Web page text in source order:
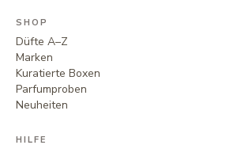
SHOP
Düfte A–Z
Marken
Kuratierte Boxen
Parfumproben
Neuheiten
HILFE